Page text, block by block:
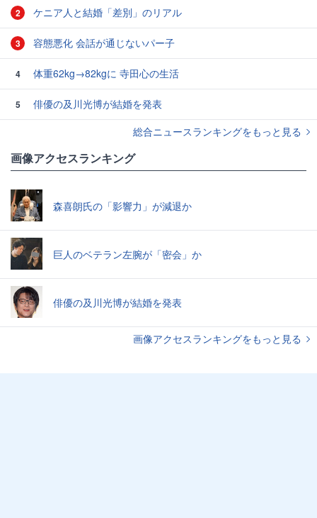
2 ケニア人と結婚「差別」のリアル
3 容態悪化 会話が通じないパー子
4 体重62kg→82kgに 寺田心の生活
5
俳優の及川光博が結婚を発表
総合ニュースランキングをもっと見る
画像アクセスランキング
森喜朗氏の「影響力」が減退か
巨人のベテラン左腕が「密会」か
俳優の及川光博が結婚を発表
画像アクセスランキングをもっと見る